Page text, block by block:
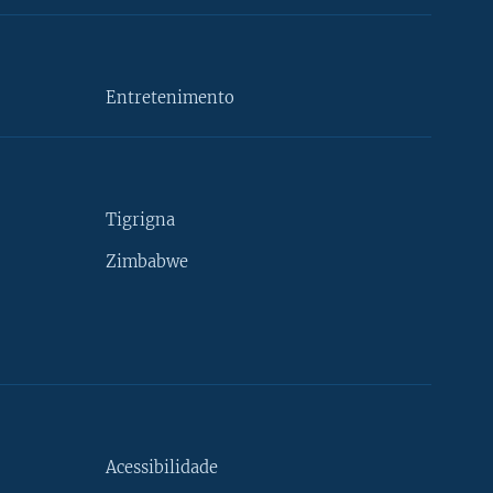
Entretenimento
Tigrigna
Zimbabwe
Acessibilidade